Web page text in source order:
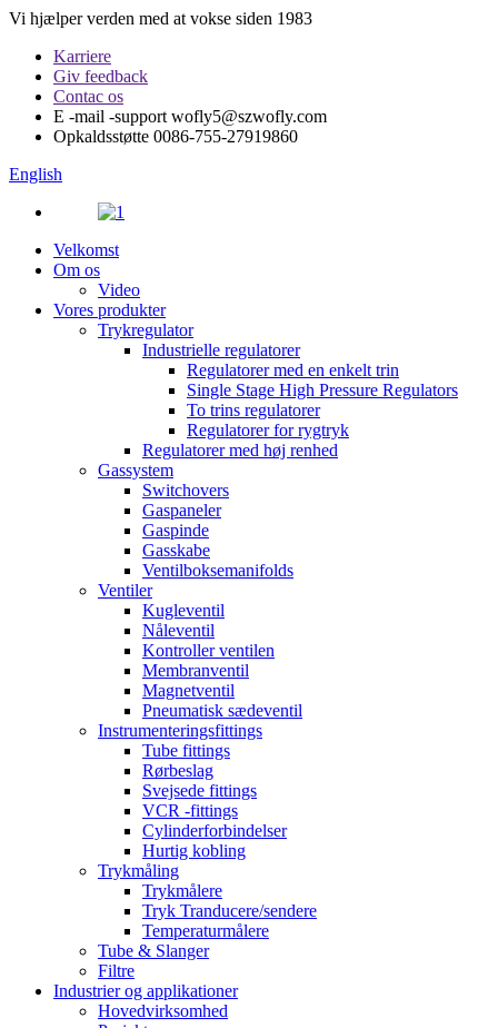
Vi hjælper verden med at vokse siden 1983
Karriere
Giv feedback
Contac os
E -mail -support wofly5@szwofly.com
Opkaldsstøtte 0086-755-27919860
English
Velkomst
Om os
Video
Vores produkter
Trykregulator
Industrielle regulatorer
Regulatorer med en enkelt trin
Single Stage High Pressure Regulators
To trins regulatorer
Regulatorer for rygtryk
Regulatorer med høj renhed
Gassystem
Switchovers
Gaspaneler
Gaspinde
Gasskabe
Ventilboksemanifolds
Ventiler
Kugleventil
Nåleventil
Kontroller ventilen
Membranventil
Magnetventil
Pneumatisk sædeventil
Instrumenteringsfittings
Tube fittings
Rørbeslag
Svejsede fittings
VCR -fittings
Cylinderforbindelser
Hurtig kobling
Trykmåling
Trykmålere
Tryk Tranducere/sendere
Temperaturmålere
Tube & Slanger
Filtre
Industrier og applikationer
Hovedvirksomhed